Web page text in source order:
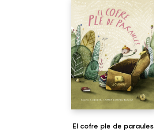
El cofre ple de paraules